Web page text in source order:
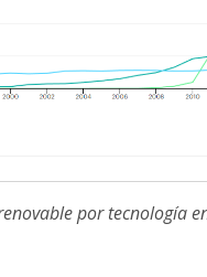
por tecnología